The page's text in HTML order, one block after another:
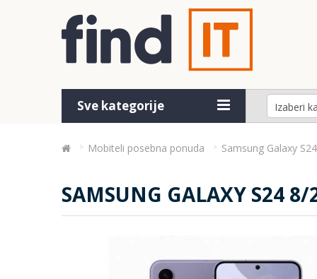
Sve kategorije
Mobiteli posebna ponuda Samsung Galaxy
SAMSUNG GALAXY S24